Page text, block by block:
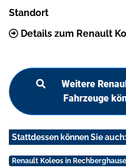
Standort
Details zum Renault
Weitere
Fahrzeuge
Stattdessen können Sie auch:
Renault Koleos in